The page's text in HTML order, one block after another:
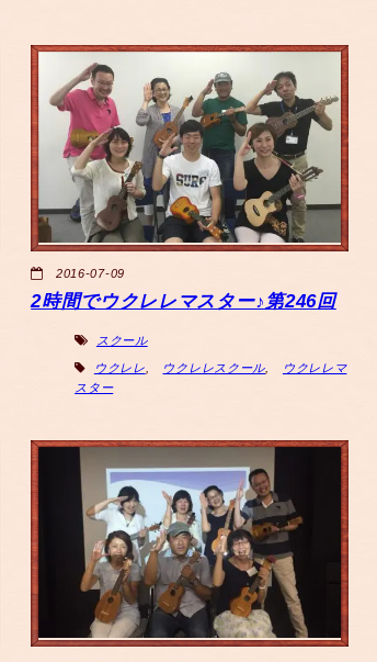
2016-07-09
2時間でウクレレマスター♪第246回
スクール
ウクレレ ウクレレスクール
ウクレレマ
スター